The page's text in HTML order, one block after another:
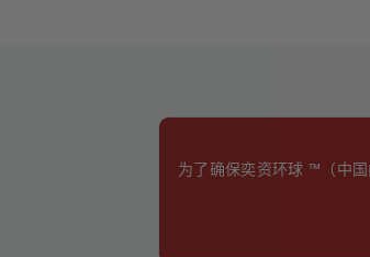
为了确保奕资环球 ™（中